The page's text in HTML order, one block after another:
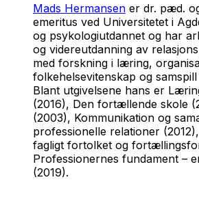
Mads Hermansen er dr. pæd.
emeritus ved Universitetet i
og psykologiutdannet og har
og videreutdanning av
med forskning i læring,
folkehelsevitenskap og
Blant utgivelsene hans er
(2016), Den fortællende skole
(2003), Kommunikation og
professionelle relationer (2012),
fagligt fortolket og
Professionernes fundament –
(2019).